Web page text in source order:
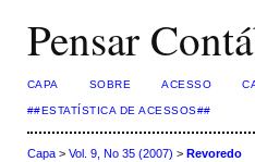
Pensar
CAPA SOBRE ACESSO
##ESTATÍSTICA DE ACESSOS##
Capa> Vol. 9, No 35 (2007) > Revoredo